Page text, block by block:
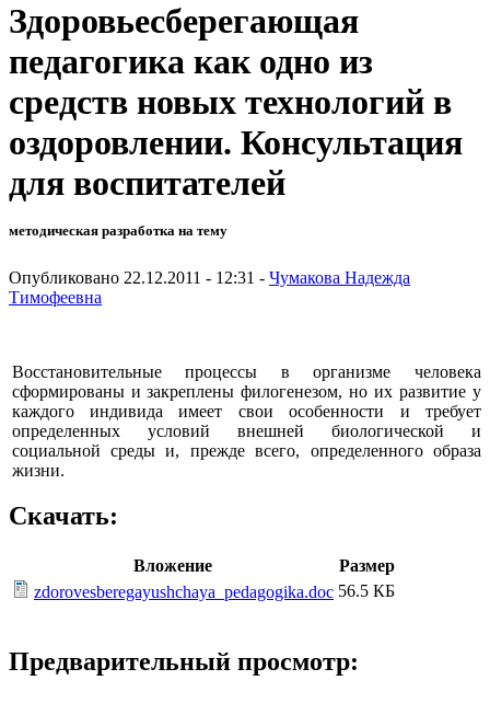
Здоровьесберегающая
педагогика как одно из
средств новых технологий в
оздоровлении. Консультация
для воспитателей
методическая разработка на тему
Опубликовано 22.12.2011 - 12:31 - Чумакова Надежда
Тимофеевна
Восстановительные процессы в организме человека
сформированы и закреплены филогенезом, но их развитие у
каждого индивида имеет свои особенности и требует
определенных условий внешней биологической и
социальной среды и, прежде всего, определенного образа
жизни.
Скачать:
Вложение
Размер
zdorovesberegayushchaya_pedagogika.doc 56.5 КБ
Предварительный просмотр: